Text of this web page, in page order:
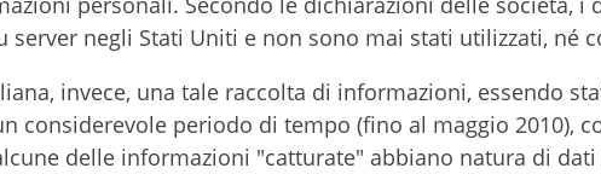
server negli Stati Uniti e non sono mai stati utilizzati, né
invece, una tale raccolta di informazioni, essendo
considerevole periodo di tempo (fino al maggio 2010),
delle informazioni "catturate" abbiano natura di